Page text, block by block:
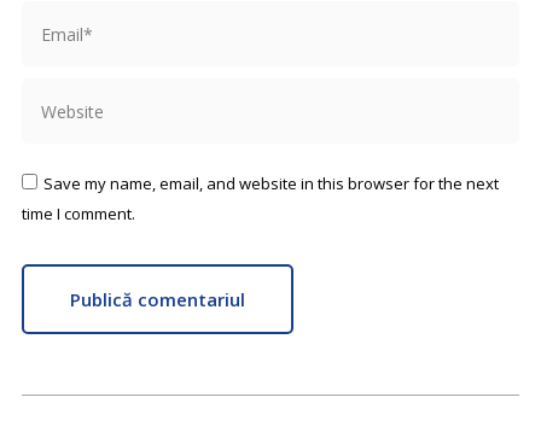
Save my name, email, and website in this browser for the next
time I comment.
Publică comentariul